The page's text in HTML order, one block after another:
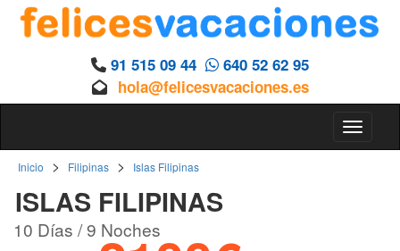
91 515 09 44
640 52 62 95
hola@felicesvacaciones.es
Inicio > Filipinas > Islas Filipinas
ISLAS FILIPINAS
10 Días / 9 Noches